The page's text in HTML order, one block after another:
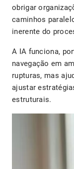
obrigar
caminhos
inerente do
A IA funciona,
navegação em
rupturas, mas
ajustar
estruturais.